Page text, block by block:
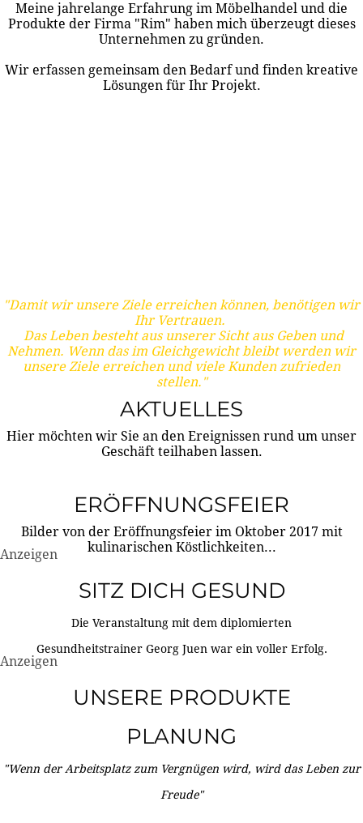
Meine jahrelange Erfahrung im Möbelhandel und die
Produkte der Firma "Rim" haben mich überzeugt dieses
Unternehmen zu gründen.
Wir erfassen gemeinsam den Bedarf und finden kreative
Lösungen für Ihr Projekt.
"Damit wir unsere Ziele erreichen können, benötigen wir
Ihr Vertrauen.
Das Leben besteht aus unserer Sicht aus Geben und
Nehmen. Wenn das im Gleichgewicht bleibt werden wir
unsere Ziele erreichen und viele Kunden zufrieden
stellen."
AKTUELLES
Hier möchten wir Sie an den Ereignissen rund um unser
Geschäft teilhaben lassen.
ERÖFFNUNGSFEIER
Bilder von der Eröffnungsfeier im Oktober 2017 mit
kulinarischen Köstlichkeiten...
Anzeigen
SITZ DICH GESUND
Die Veranstaltung mit dem diplomierten
Gesundheitstrainer Georg Juen war ein voller Erfolg.
Anzeigen
UNSERE PRODUKTE
PLANUNG
"Wenn der Arbeitsplatz zum Vergnügen wird, wird das Leben zur
Freude"